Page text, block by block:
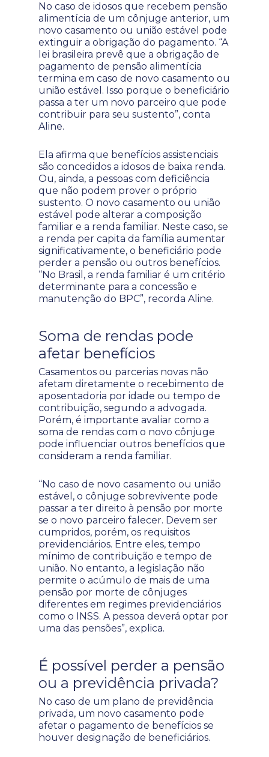
No caso de idosos que recebem pensão
alimentícia de um cônjuge anterior, um
novo casamento ou união estável pode
extinguir a obrigação do pagamento. “A
lei brasileira prevê que a obrigação de
pagamento de pensão alimentícia
termina em caso de novo casamento ou
união estável. Isso porque o beneficiário
passa a ter um novo parceiro que pode
contribuir para seu sustento”, conta
Aline.
Ela afirma que benefícios assistenciais
são concedidos a idosos de baixa renda.
Ou, ainda, a pessoas com deficiência
que não podem prover o próprio
sustento. O novo casamento ou união
estável pode alterar a composição
familiar e a renda familiar. Neste caso, se
a renda per capita da família aumentar
significativamente, o beneficiário pode
perder a pensão ou outros benefícios.
“No Brasil, a renda familiar é um critério
determinante para a concessão e
manutenção do BPC”, recorda Aline.
Soma de rendas pode
afetar benefícios
Casamentos ou parcerias novas não
afetam diretamente o recebimento de
aposentadoria por idade ou tempo de
contribuição, segundo a advogada.
Porém, é importante avaliar como a
soma de rendas com o novo cônjuge
pode influenciar outros benefícios que
consideram a renda familiar.
“No caso de novo casamento ou união
estável, o cônjuge sobrevivente pode
passar a ter direito à pensão por morte
se o novo parceiro falecer. Devem ser
cumpridos, porém, os requisitos
previdenciários. Entre eles, tempo
mínimo de contribuição e tempo de
união. No entanto, a legislação não
permite o acúmulo de mais de uma
pensão por morte de cônjuges
diferentes em regimes previdenciários
como o INSS. A pessoa deverá optar por
uma das pensões”, explica.
É possível perder a pensão
ou a previdência privada?
No caso de um plano de previdência
privada, um novo casamento pode
afetar o pagamento de benefícios se
houver designação de beneficiários.